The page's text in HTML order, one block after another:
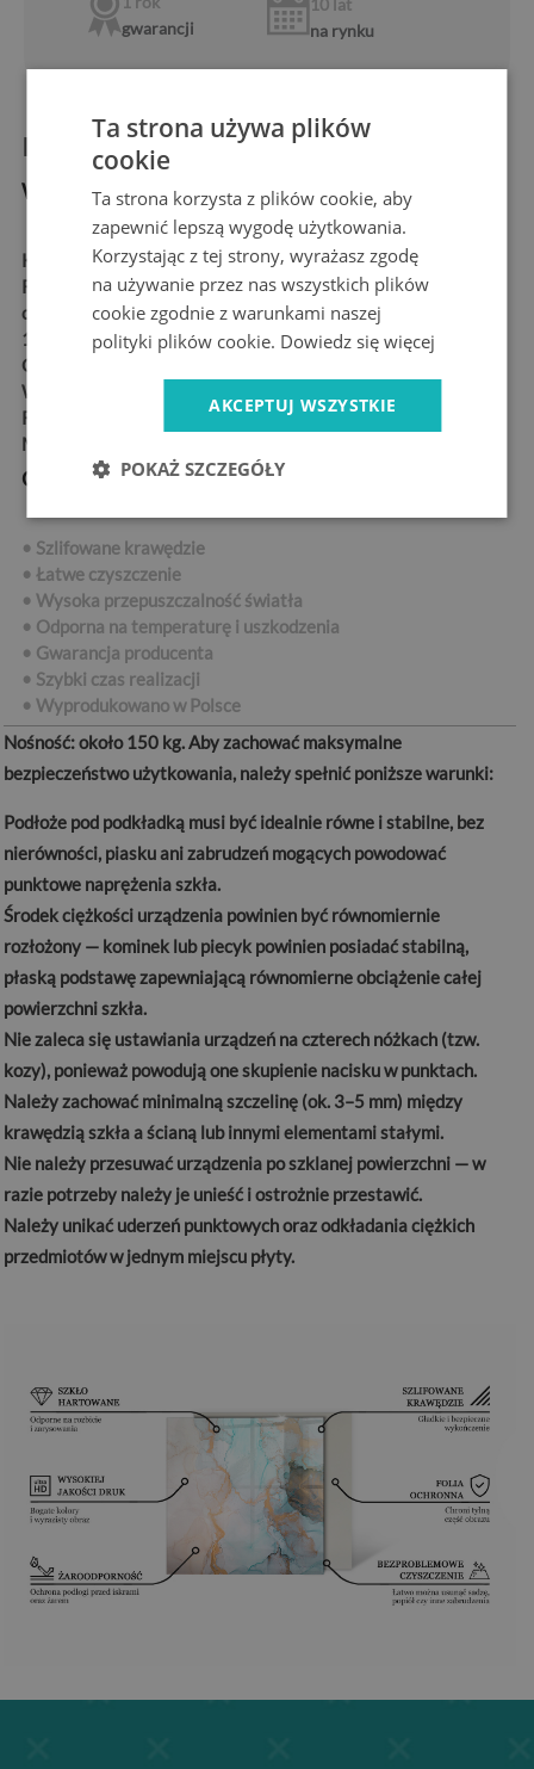
gwarancji
na rynku
Informacje o produkcie:
Wymiary produktu
KSZTAŁT:prostokątny
ROZMIARY:50x50 cm, 60x60 cm, 60x40 cm, 80x60
cm,100x50 cm,
100x70 cm, 120x60 cm, 120x80 cm, 125x50 cm, 140x70 cm
GRUBOŚĆ:
WYKOŃCZENIE:
RODZAJ:
MATERIAŁ:
Cechy produktu
• Szlifowane krawędzie
• Łatwe czyszczenie
• Wysoka przepuszczalność światła
• Odporna na temperaturę i uszkodzenia
• Gwarancja producenta
• Szybki czas realizacji
• Wyprodukowano w Polsce
Nośność:około 150 kg. Aby zachować maksymalne
bezpieczeństwo użytkowania, należy spełnić poniższe warunki:
Podłoże pod podkładką musi być idealnie równe i stabilne, bez
nierówności, piasku ani zabrudzeń mogących powodować
punktowe naprężenia szkła.
Środek ciężkości urządzenia powinien być równomiernie
rozłożony — kominek lub piecyk powinien posiadać stabilną,
płaską podstawę zapewniającą równomierne obciążenie całej
powierzchni szkła.
Nie zaleca się ustawiania urządzeń na czterech nóżkach (tzw.
kozy), ponieważ powodują one skupienie nacisku w punktach.
Należy zachować minimalną szczelinę (ok. 3–5 mm) między
krawędzią szkła a ścianą lub innymi elementami stałymi.
Nie należy przesuwać urządzenia po szklanej powierzchni — w
razie potrzeby należy je unieść i ostrożnie przestawić.
Należy unikać uderzeń punktowych oraz odkładania ciężkich
przedmiotów w jednym miejscu płyty.
Ta strona używa plików
cookie
Ta strona korzysta z plików cookie, aby
zapewnić lepszą wygodę użytkowania.
Korzystając z tej strony, wyrażasz zgodę
na używanie przez nas wszystkich plików
cookie zgodnie z warunkami naszej
polityki plików cookie. Dowiedz się więcej
AKCEPTUJ WSZYSTKIE
POKAŻ SZCZEGÓŁY